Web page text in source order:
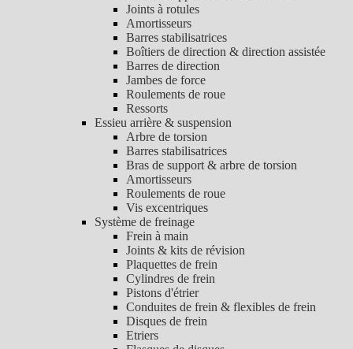
Joints à rotules
Amortisseurs
Barres stabilisatrices
Boîtiers de direction & direction assistée
Barres de direction
Jambes de force
Roulements de roue
Ressorts
Essieu arrière & suspension
Arbre de torsion
Barres stabilisatrices
Bras de support & arbre de torsion
Amortisseurs
Roulements de roue
Vis excentriques
Système de freinage
Frein à main
Joints & kits de révision
Plaquettes de frein
Cylindres de frein
Pistons d'étrier
Conduites de frein & flexibles de frein
Disques de frein
Etriers